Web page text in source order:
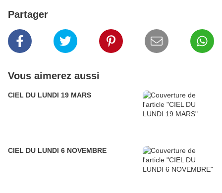
Partager
Vous aimerez aussi
CIEL DU LUNDI 19 MARS
CIEL DU LUNDI 6 NOVEMBRE